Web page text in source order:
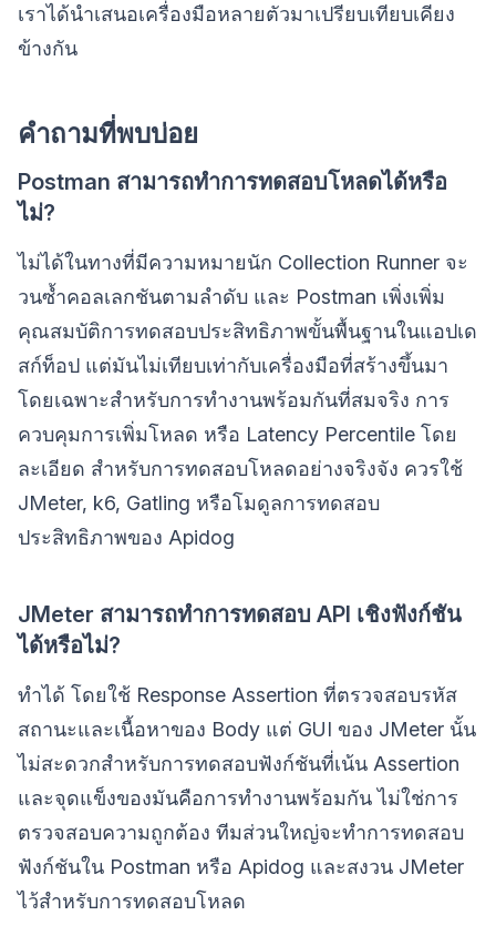
เราได้นำเสนอเครื่องมือหลายตัวมาเปรียบเทียบเคียง
ข้างกัน
คำถามที่พบบ่อย
Postman สามารถทำการทดสอบโหลดได้หรือ
ไม่?
ไม่ได้ในทางที่มีความหมายนัก Collection Runner จะ
วนซ้ำคอลเลกชันตามลำดับ และ Postman เพิ่งเพิ่ม
คุณสมบัติการทดสอบประสิทธิภาพขั้นพื้นฐานในแอปเด
สก์ท็อป แต่มันไม่เทียบเท่ากับเครื่องมือที่สร้างขึ้นมา
โดยเฉพาะสำหรับการทำงานพร้อมกันที่สมจริง การ
ควบคุมการเพิ่มโหลด หรือ Latency Percentile โดย
ละเอียด สำหรับการทดสอบโหลดอย่างจริงจัง ควรใช้
JMeter, k6, Gatling หรือโมดูลการทดสอบ
ประสิทธิภาพของ Apidog
JMeter สามารถทำการทดสอบ API เชิงฟังก์ชัน
ได้หรือไม่?
ทำได้ โดยใช้ Response Assertion ที่ตรวจสอบรหัส
สถานะและเนื้อหาของ Body แต่ GUI ของ JMeter นั้น
ไม่สะดวกสำหรับการทดสอบฟังก์ชันที่เน้น Assertion
และจุดแข็งของมันคือการทำงานพร้อมกัน ไม่ใช่การ
ตรวจสอบความถูกต้อง ทีมส่วนใหญ่จะทำการทดสอบ
ฟังก์ชันใน Postman หรือ Apidog และสงวน JMeter
ไว้สำหรับการทดสอบโหลด